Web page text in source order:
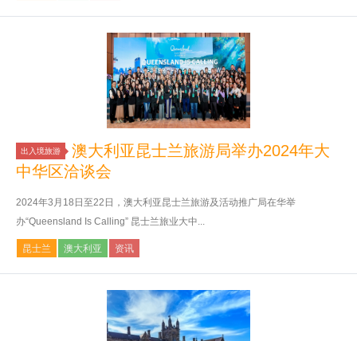
出入境旅游
澳大利亚昆士兰旅游局举办2024年大
中华区洽谈会
2024年3月18日至22日，澳大利亚昆士兰旅游及活动推广局在华举
办“Queensland Is Calling” 昆士兰旅业大中...
昆士兰 澳大利亚 资讯